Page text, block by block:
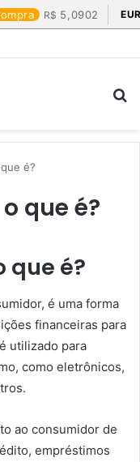
5,0902
a pena
é?
que é?
que é?
é uma forma
financeiras para
utilizado para
como eletrônicos,
ao consumidor de
empréstimos